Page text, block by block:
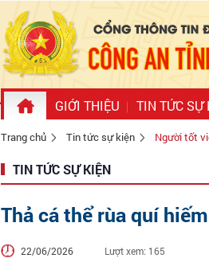
GIỚI THIỆU TIN TỨC SỰ
Trang chủ Tin tức sự kiện Người tốt
TIN TỨC SỰ KIỆN
Thả cá thể rùa quí
22/06/2026 Lượt xem: 165